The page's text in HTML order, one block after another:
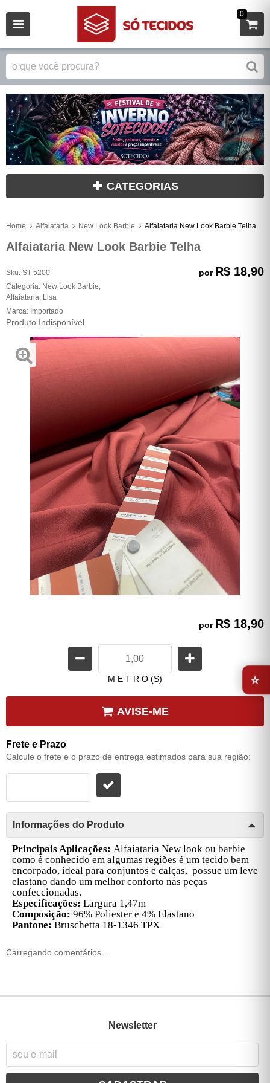
0
CATEGORIAS
Home Alfaiataria New Look Barbie Alfaiataria New Look Barbie Telha
Alfaiataria New Look Barbie Telha
Sku: ST-5200
Categoria: New Look Barbie
Alfaiataria Lisa
Marca: Importado
Produto Indisponível
por R$ 18,90
por R$ 18,90
M E T R O (S)
AVISE-ME
Frete e Prazo
Calcule o frete e o prazo de entrega estimados para sua região:
Informações do Produto
Principais Aplicações: Alfaiataria New look ou barbie
como é conhecido em algumas regiões é um tecido bem
encorpado, ideal para conjuntos e calças, possue um leve
elastano dando um melhor conforto nas peças
confeccionadas.
Especificações: Largura 1,47m
Composição: 96% Poliester e 4% Elastano
Pantone: Bruschetta 18-1346 TPX
Carregando comentários ...
Newsletter
⭐